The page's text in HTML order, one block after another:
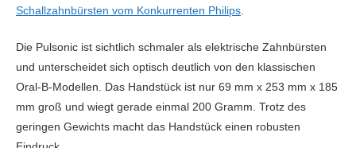
Schallzahnbürsten vom Konkurrenten Philips
Die Pulsonic ist sichtlich schmaler als elektrische Zahnbürsten
und unterscheidet sich optisch deutlich von den klassischen
Oral-B-Modellen. Das Handstück ist nur 69 mm x 253 mm x 185
mm groß und wiegt gerade einmal 200 Gramm. Trotz des
geringen Gewichts macht das Handstück einen robusten